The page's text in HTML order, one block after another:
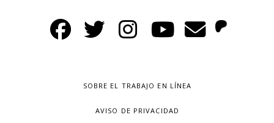
SOBRE EL TRABAJO EN LÍNEA
AVISO DE PRIVACIDAD